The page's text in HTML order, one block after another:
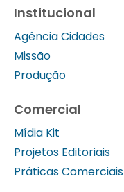
Institucional
Agência Cidades
Missão
Produção
Comercial
Mídia Kit
Projetos Editoriais
Práticas Comerciais